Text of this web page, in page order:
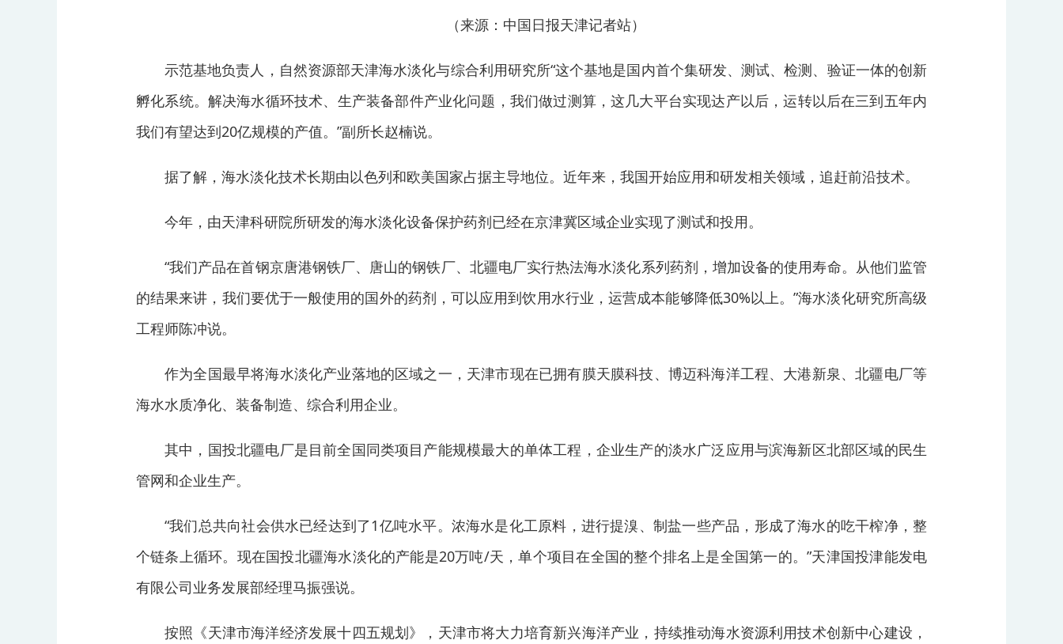
（来源：中国日报天津记者站）
示范基地负责人，自然资源部天津海水淡化与综合利用研究所“这个基地是国内首个集研发、测试、检测、验证一体的创新
孵化系统。解决海水循环技术、生产装备部件产业化问题，我们做过测算，这几大平台实现达产以后，运转以后在三到五年内
我们有望达到20亿规模的产值。”副所长赵楠说。
据了解，海水淡化技术长期由以色列和欧美国家占据主导地位。近年来，我国开始应用和研发相关领域，追赶前沿技术。
今年，由天津科研院所研发的海水淡化设备保护药剂已经在京津冀区域企业实现了测试和投用。
“我们产品在首钢京唐港钢铁厂、唐山的钢铁厂、北疆电厂实行热法海水淡化系列药剂，增加设备的使用寿命。从他们监管
的结果来讲，我们要优于一般使用的国外的药剂，可以应用到饮用水行业，运营成本能够降低30%以上。”海水淡化研究所高级
工程师陈冲说。
作为全国最早将海水淡化产业落地的区域之一，天津市现在已拥有膜天膜科技、博迈科海洋工程、大港新泉、北疆电厂等
海水水质净化、装备制造、综合利用企业。
其中，国投北疆电厂是目前全国同类项目产能规模最大的单体工程，企业生产的淡水广泛应用与滨海新区北部区域的民生
管网和企业生产。
“我们总共向社会供水已经达到了1亿吨水平。浓海水是化工原料，进行提溴、制盐一些产品，形成了海水的吃干榨净，整
个链条上循环。现在国投北疆海水淡化的产能是20万吨/天，单个项目在全国的整个排名上是全国第一的。”天津国投津能发电
有限公司业务发展部经理马振强说。
按照《天津市海洋经济发展十四五规划》，天津市将大力培育新兴海洋产业，持续推动海水资源利用技术创新中心建设，